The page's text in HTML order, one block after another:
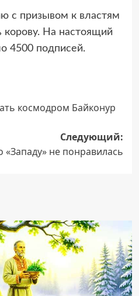
с призывом к властям
корову. На настоящий
4500 подписей.
космодром Байконур
Следующий:
«Западу» не понравилась